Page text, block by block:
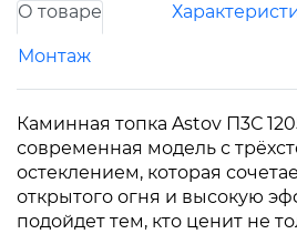
О товаре
Монтаж
Каминная топка Astov П3С
современная модель с
остеклением, которая
открытого огня и высокую
подойдет тем, кто ценит не